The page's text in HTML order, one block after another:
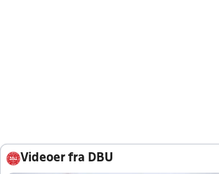
Videoer fra DBU